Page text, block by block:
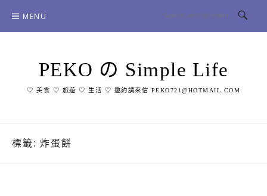
content
MENU
PEKO の Simple Life
♡ 美食 ♡ 旅遊 ♡ 生活 ♡ 邀約請來信 PEKO721@HOTMAIL.COM
標籤: 炸蛋餅